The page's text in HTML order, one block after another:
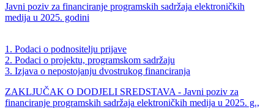
Javni poziv za financiranje programskih sadržaja elektroničkih
medija u 2025. godini
1. Podaci o podnositelju prijave
2. Podaci o projektu, programskom sadržaju
3. Izjava o nepostojanju dvostrukog financiranja
ZAKLJUČAK O DODJELI SREDSTAVA - Javni poziv za
financiranje programskih sadržaja elektroničkih medija u 2025. g.,